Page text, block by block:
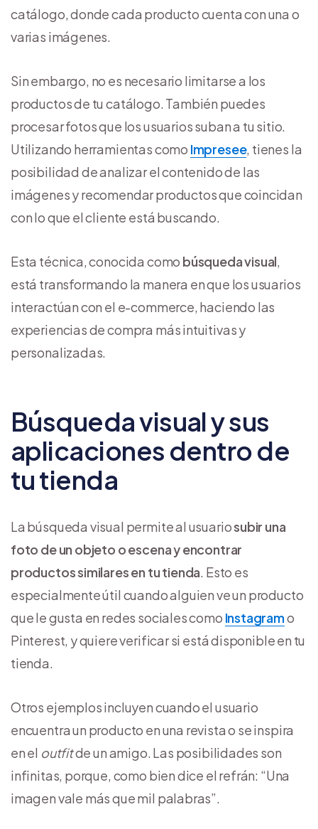
catálogo, donde cada producto cuenta con una o
varias imágenes.
Sin embargo, no es necesario limitarse a los
productos de tu catálogo. También puedes
procesar fotos que los usuarios suban a tu sitio.
Utilizando herramientas como Impresee, tienes la
posibilidad de analizar el contenido de las
imágenes y recomendar productos que coincidan
con lo que el cliente está buscando.
Esta técnica, conocida como búsqueda visual,
está transformando la manera en que los usuarios
interactúan con el e-commerce, haciendo las
experiencias de compra más intuitivas y
personalizadas.
Búsqueda visual y sus
aplicaciones dentro de
tu tienda
La búsqueda visual permite al usuariosubir una
foto de un objeto o escena y encontrar
productos similares en tu tienda. Esto es
especialmente útil cuando alguien ve un producto
que le gusta en redes sociales como Instagramo
Pinterest, y quiere verificar si está disponible en tu
tienda.
Otros ejemplos incluyen cuando el usuario
encuentra un producto en una revista o se inspira
en el outfitde un amigo. Las posibilidades son
infinitas, porque, como bien dice el refrán: “Una
imagen vale más que mil palabras”.